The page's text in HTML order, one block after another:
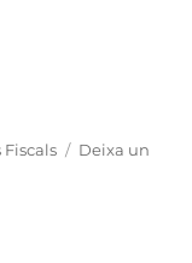
Deixa un